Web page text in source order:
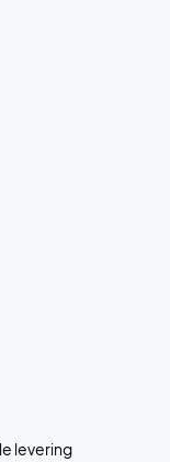
levering